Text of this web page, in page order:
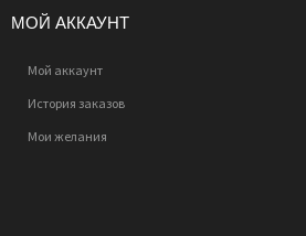
МОЙ АККАУНТ
Мой аккаунт
История заказов
Мои желания